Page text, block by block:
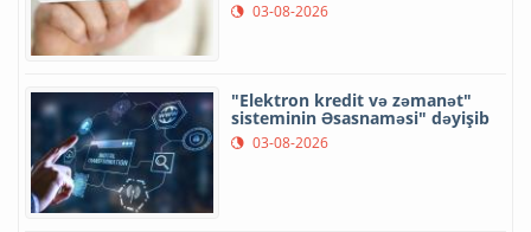
03-08-2026
"Elektron kredit və zəmanət"
sisteminin Əsasnaməsi" dəyişib
03-08-2026